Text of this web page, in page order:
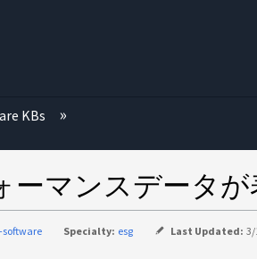
KBs
ーマンスデータ
Specialty: esg Last Updated: 3/